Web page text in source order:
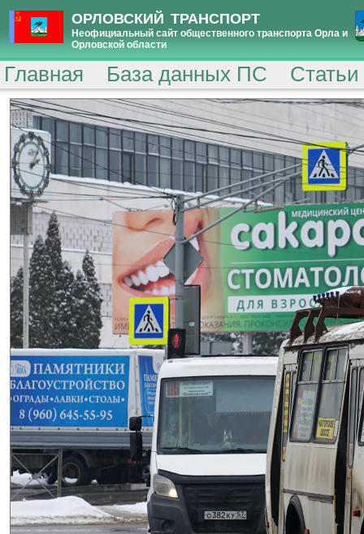
ОРЛОВСКИЙ ТРАНСПОРТ
Неофициальный сайт общественного транспорта Орла и
Орловской области
Главная База данных ПС